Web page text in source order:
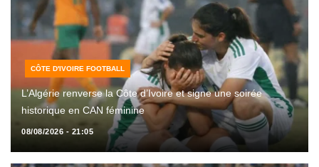
CÔTE D'IVOIRE FOOTBALL
L’Algérie renverse la Côte d’Ivoire et signe une soirée
historique en CAN féminine
08/08/2026 - 21:05